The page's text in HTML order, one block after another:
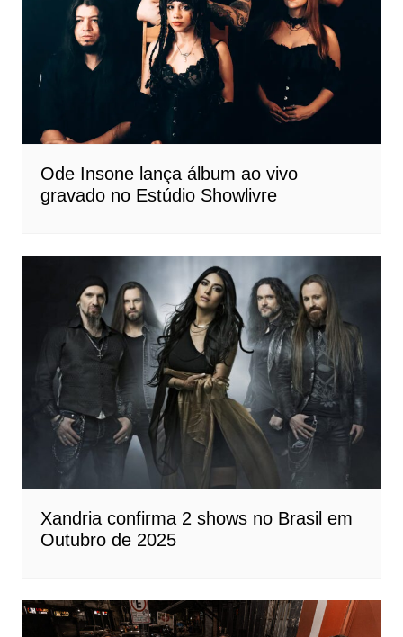
Ode Insone lança álbum ao vivo
gravado no Estúdio Showlivre
Xandria confirma 2 shows no Brasil em
Outubro de 2025